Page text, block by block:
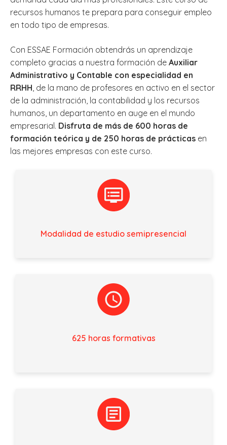
recursos humanos te prepara para conseguir empleo
en todo tipo de empresas.
Con ESSAE Formación obtendrás un aprendizaje
completo gracias a nuestra formación de Auxiliar
Administrativo y Contable con especialidad en
RRHH, de la mano de profesores en activo en el sector
de la administración, la contabilidad y los recursos
humanos, un departamento en auge en el mundo
empresarial. Disfruta de más de 600 horas de
formación teórica y de 250 horas de prácticas en
las mejores empresas con este curso.
Modalidad de estudio semipresencial
625 horas formativas